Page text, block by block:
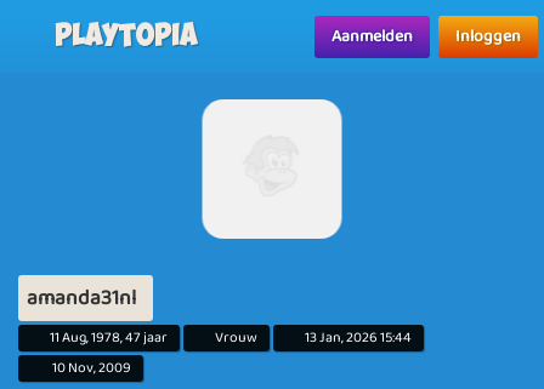
Playtopia Aanmelden Inloggen
amanda31nl
11 Aug, 1978, 47 jaar Vrouw
13 Jan, 2026 15:44
10 Nov, 2009